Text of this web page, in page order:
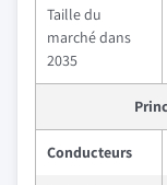
Taille du
marché dans
2035
Conducteurs